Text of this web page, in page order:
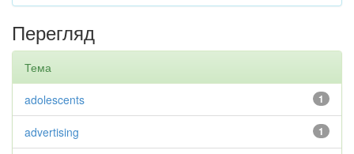
Перегляд
Тема
1
adolescents
1
advertising